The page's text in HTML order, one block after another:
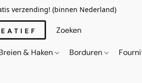
verzending! (binnen Nederland)
& Haken Borduren